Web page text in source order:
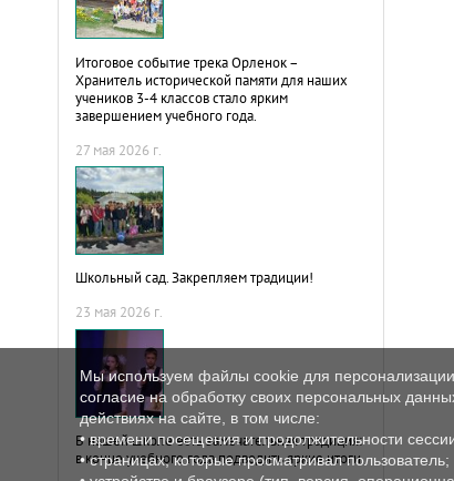
Итоговое событие трека Орленок –
Хранитель исторической памяти для наших
учеников 3-4 классов стало ярким
завершением учебного года.
27 мая 2026 г.
Школьный сад. Закрепляем традиции!
23 мая 2026 г.
В нашей школе есть замечательная традиция:
в конце учебного года подводить яркие итоги.
Мы используем файлы cookie для
согласие на обработку своих персональных
действиях на сайте, в том числе:
• времени посещения и продолжительности
• страницах, которые просматривал пользователь;